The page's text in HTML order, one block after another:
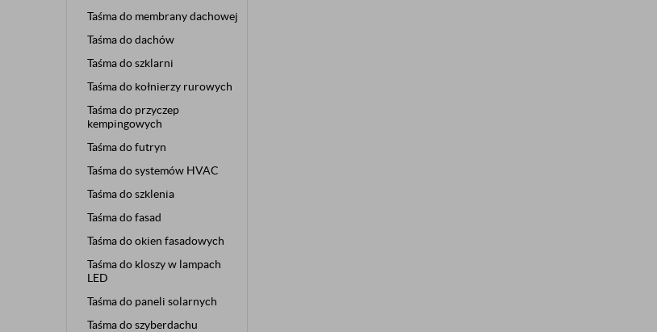
Taśma do membrany dachowej
Taśma do dachów
Taśma do szklarni
Taśma do kołnierzy rurowych
Taśma do przyczep
kempingowych
Taśma do futryn
Taśma do systemów HVAC
Taśma do szklenia
Taśma do fasad
Taśma do okien fasadowych
Taśma do kloszy w lampach
LED
Taśma do paneli solarnych
Taśma do szyberdachu